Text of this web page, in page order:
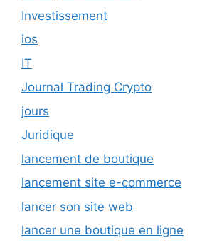
Investissement
ios
IT
Journal Trading Crypto
jours
Juridique
lancement de boutique
lancement site e-commerce
lancer son site web
lancer une boutique en ligne